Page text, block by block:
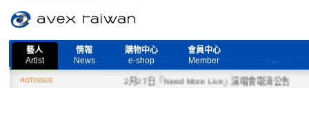
藝人
Artist
情報
News
購物中心
e-shop
會員中心
Member
HOTISSUE 2月27日『Need More Live』演唱會取消公告